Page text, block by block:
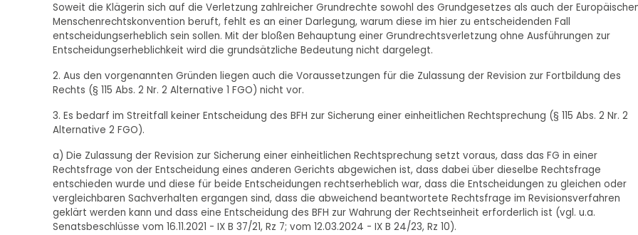
Soweit die Klägerin sich auf die Verletzung zahlreicher Grundrechte sowohl des Grundgesetzes als auch der
Menschenrechtskonvention beruft, fehlt es an einer Darlegung, warum diese im hier zu entscheidenden Fall
entscheidungserheblich sein sollen. Mit der bloßen Behauptung einer Grundrechtsverletzung ohne Ausführungen zur
Entscheidungserheblichkeit wird die grundsätzliche Bedeutung nicht dargelegt.
2. Aus den vorgenannten Gründen liegen auch die Voraussetzungen für die Zulassung der Revision zur Fortbildung des
Rechts (§ 115 Abs. 2 Nr. 2 Alternative 1 FGO) nicht vor.
3. Es bedarf im Streitfall keiner Entscheidung des BFH zur Sicherung einer einheitlichen Rechtsprechung (§ 115 Abs. 2 Nr. 2
Alternative 2 FGO).
a) Die Zulassung der Revision zur Sicherung einer einheitlichen Rechtsprechung setzt voraus, dass das FG in einer
Rechtsfrage von der Entscheidung eines anderen Gerichts abgewichen ist, dass dabei über dieselbe Rechtsfrage
entschieden wurde und diese für beide Entscheidungen rechtserheblich war, dass die Entscheidungen zu gleichen oder
vergleichbaren Sachverhalten ergangen sind, dass die abweichend beantwortete Rechtsfrage im Revisionsverfahren
geklärt werden kann und dass eine Entscheidung des BFH zur Wahrung der Rechtseinheit erforderlich ist (vgl. u.a.
Senatsbeschlüsse vom 16.11.2021 - IX B 37/21, Rz 7; vom 12.03.2024 - IX B 24/23, Rz 10).